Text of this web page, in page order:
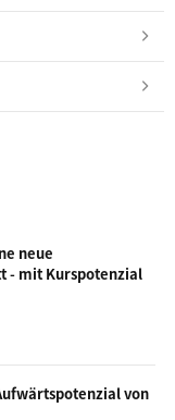
neue
- mit Kurspotenzial
von